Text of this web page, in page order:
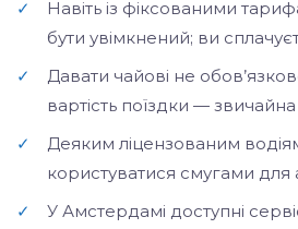
✓
Навіть із фіксованими
бути увімкнений; ви
✓
Давати чайові не
вартість поїздки —
✓
Деяким ліцензованим
користуватися смугами для
✓
У Амстердамі доступні